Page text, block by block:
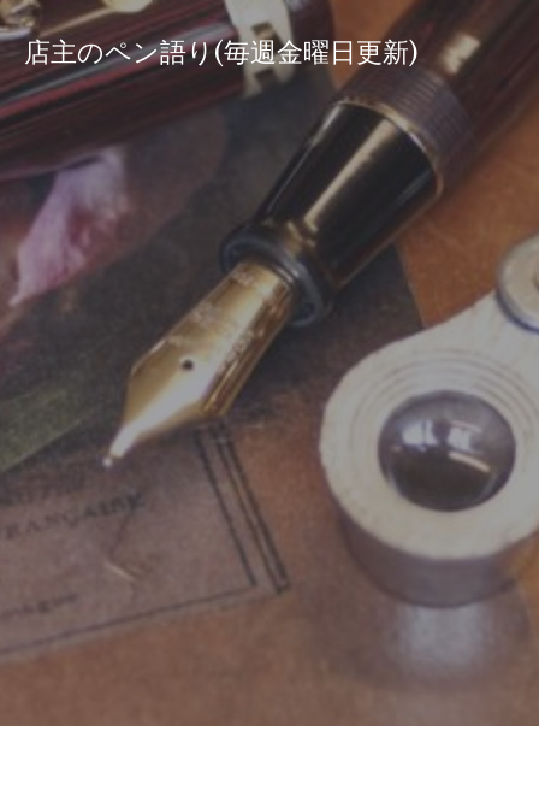
コ
ン
テ
ン
へ
キ
ッ
プ
店主のペン語り(毎週金曜日更新)